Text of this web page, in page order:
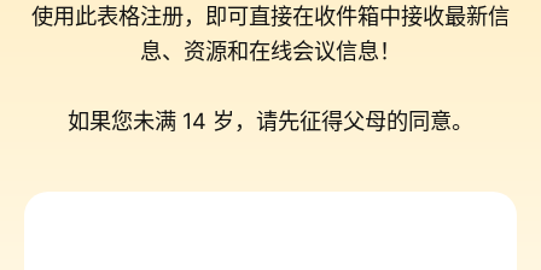
使用此表格注册，即可直接在收件箱中接收最新信
息、资源和在线会议信息！
如果您未满 14 岁，请先征得父母的同意。